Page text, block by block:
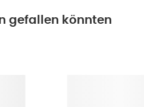
gefallen könnten